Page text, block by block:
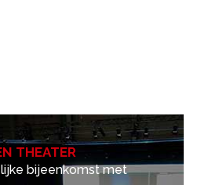
THEATER
bijeenkomst met